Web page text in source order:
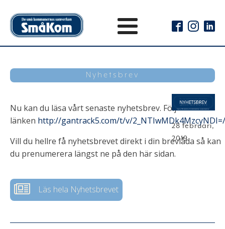
Nyhetsbrev
Nu kan du läsa vårt senaste nyhetsbrev. Följ
länken http://gantrack5.com/t/v/2_NTIwMDk4MzcyNDI=/
Vill du hellre få nyhetsbrevet direkt i din brevlåda så kan
du prenumerera längst ne på den här sidan.
Läs hela Nyhetsbrevet
28 februari,
2019